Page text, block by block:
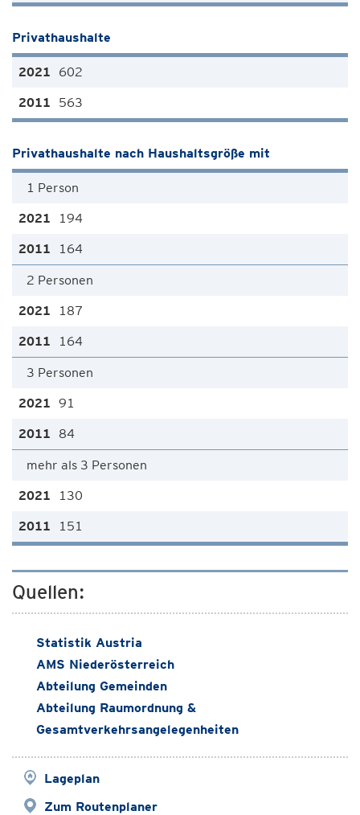
Privathaushalte
602
563
Privathaushalte nach Haushaltsgröße mit
1 Person
194
164
2 Personen
187
164
3 Personen
91
84
mehr als 3 Personen
130
151
Quellen:
Statistik Austria
AMS Niederösterreich
Abteilung Gemeinden
Abteilung Raumordnung &
Gesamtverkehrsangelegenheiten
Lageplan
Zum Routenplaner